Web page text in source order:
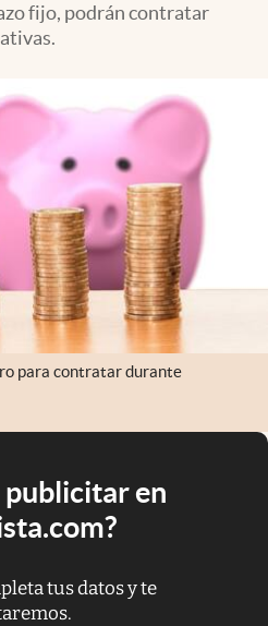
fijo, podrán contratar
para contratar durante
publicitar en
tus datos y te